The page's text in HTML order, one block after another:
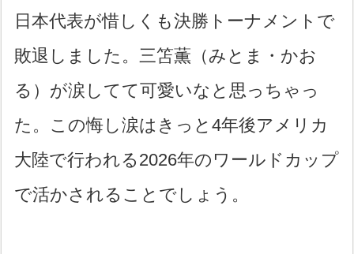
日本代表が惜しくも決勝トーナメントで
敗退しました。三笘薫（みとま・かお
る）が涙してて可愛いなと思っちゃっ
た。この悔し涙はきっと4年後アメリカ
大陸で行われる2026年のワールドカップ
で活かされることでしょう。